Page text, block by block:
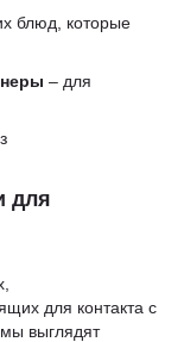
блюд, которые
– для
для
для контакта с
выглядят